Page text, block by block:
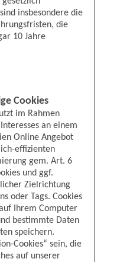
insbesondere die
die
10 Jahre
Cookies
im Rahmen
an einem
Online Angebot
effizienten
gem. Art. 6
und ggf.
Zielrichtung
oder Tags. Cookies
Ihrem Computer
bestimmte Daten
speichern.
Cookies“ sein, die
auf unserer